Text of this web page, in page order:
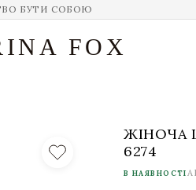
БУТИ СОБОЮ
FOX
ЖІНОЧА
6274
В НАЯВНОСТІ